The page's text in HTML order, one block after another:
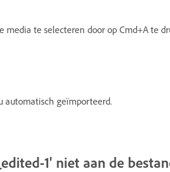
te selecteren door op Cmd+A te
automatisch geïmporteerd.
1' niet aan de